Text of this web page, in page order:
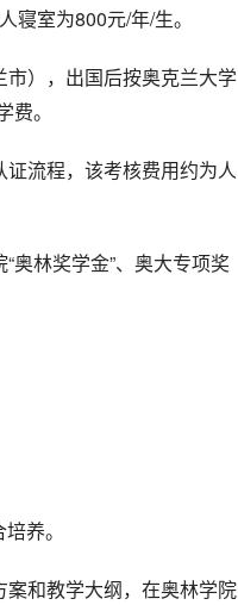
寝室为800元/年/生。
），出国后按奥克兰大学
。
流程，该考核费用约为人
奥林奖学金”、奥大专项奖
养。
和教学大纲，在奥林学院